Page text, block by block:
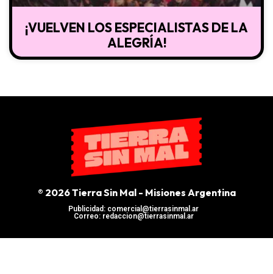
¡VUELVEN LOS ESPECIALISTAS DE LA
ALEGRÍA!
® 2026 Tierra Sin Mal - Misiones Argentina
Publicidad: comercial@tierrasinmal.ar
Correo: redaccion@tierrasinmal.ar